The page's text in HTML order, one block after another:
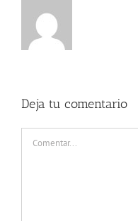
Deja tu comentario